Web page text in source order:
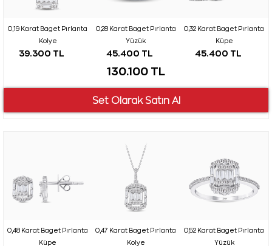
0,19 Karat Baget Pırlanta
Kolye
39.300 TL
0,28 Karat Baget Pırlanta
Yüzük
45.400 TL
0,32 Karat Baget Pırlanta
Küpe
45.400 TL
130.100 TL
0,48 Karat Baget Pırlanta
Küpe
0,47 Karat Baget Pırlanta
Kolye
0,52 Karat Baget Pırlanta
Yüzük